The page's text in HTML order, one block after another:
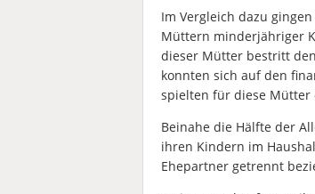
Im Vergleich dazu
Müttern minderjähriger
dieser Mütter bestritt
konnten sich auf den
spielten für diese Mütter
Beinahe die Hälfte der
ihren Kindern im
Ehepartner getrennt